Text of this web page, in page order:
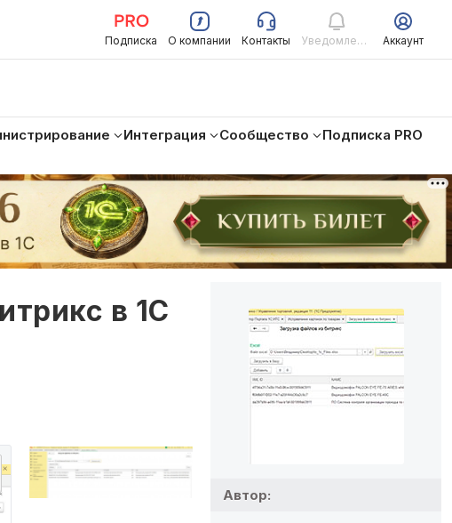
Подписка О компании Контакты Уведомления Аккаунт
Интеграция Сообщество
Подписка PRO
в 1С
Автор: